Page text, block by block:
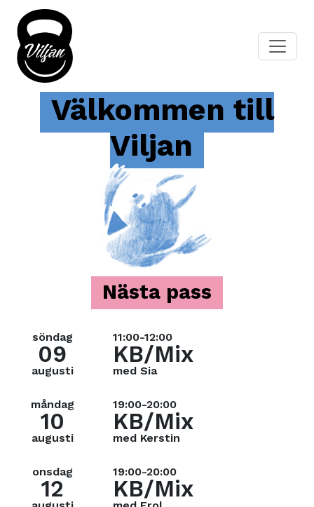
Välkommen till
Viljan
Nästa pass
söndag
09
augusti
11:00-12:00
KB/Mix
med Sia
måndag
10
augusti
19:00-20:00
KB/Mix
med Kerstin
onsdag
12
19:00-20:00
KB/Mix